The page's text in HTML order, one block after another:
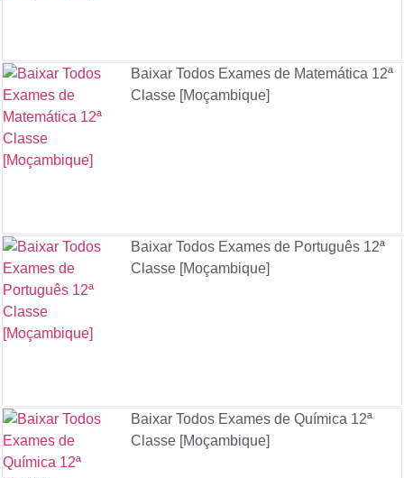
Baixar Todos Exames de Matemática 12ª
Classe [Moçambique]
Baixar Todos Exames de Português 12ª
Classe [Moçambique]
Baixar Todos Exames de Química 12ª
Classe [Moçambique]